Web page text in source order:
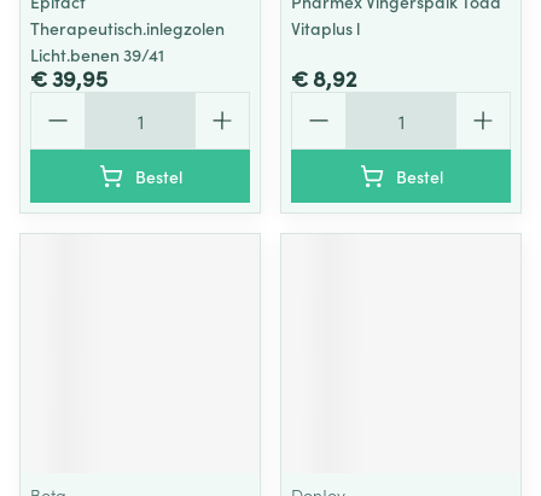
Therapeutisch.inlegzolen
Licht.benen 39/41
€ 39,95
Bestel
Vitaplus l
€ 8,92
Bestel